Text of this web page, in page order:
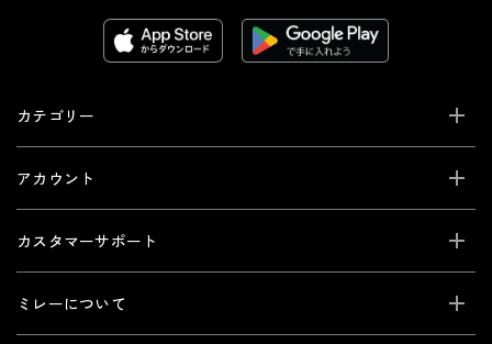
カテゴリー
アカウント
カスタマーサポート
ミレーについて